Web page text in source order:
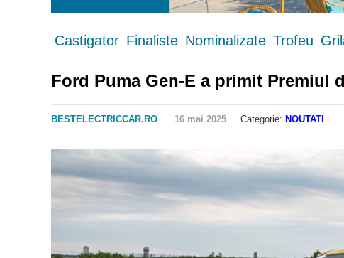
Castigator Finaliste Nominalizate Trofeu
Ford Puma Gen-E a primit
BESTELECTRICCAR.RO 16 mai 2025 Categorie: NOUTATI